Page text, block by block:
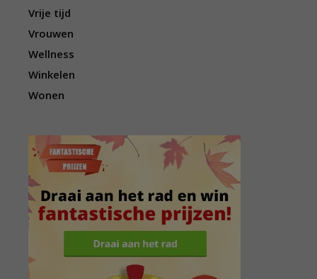
Vrije tijd
Vrouwen
Wellness
Winkelen
Wonen